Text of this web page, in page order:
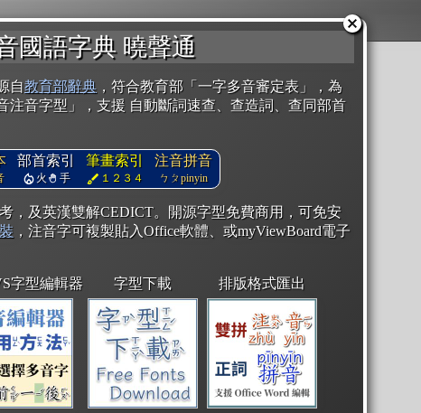
國語字典 曉聲通
自教育部辭典 ，符合教育部「一字多音審定表」，為
注音字型」，支援 自動斷詞速查、查造詞、查同部首
部首索引
火 手
筆畫索引
１２３４
注音拼音
ㄅㄆpinyin
，及英漢雙解CEDICT。開源字型免費商用，可免安
，注音字可複製貼入Office軟體、或myViewBoard電子
字型編輯器 字型下載 排版格式匯出